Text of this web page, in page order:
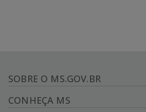
SOBRE O MS.GOV.BR
CONHEÇA MS